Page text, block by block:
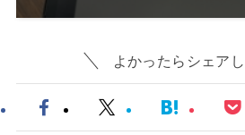
よかったらシェアし